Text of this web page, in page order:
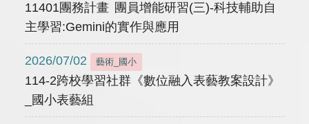
11401團務計畫 團員增能研習(三)-科技輔助自
主學習:Gemini的實作與應用
2026/07/02 藝術_國小
114-2跨校學習社群《數位融入表藝教案設計》
_國小表藝組